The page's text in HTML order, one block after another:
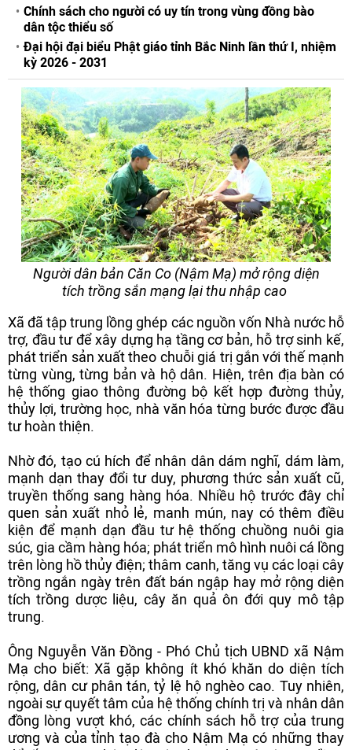
Chính sách cho người có uy tín trong vùng đồng bào
dân tộc thiểu số
Đại hội đại biểu Phật giáo tỉnh Bắc Ninh lần thứ I, nhiệm
kỳ 2026 - 2031
Người dân bản Căn Co (Nậm Mạ) mở rộng diện
tích trồng sắn mạng lại thu nhập cao
Xã đã tập trung lồng ghép các nguồn vốn Nhà nước hỗ
trợ, đầu tư để xây dựng hạ tầng cơ bản, hỗ trợ sinh kế,
phát triển sản xuất theo chuỗi giá trị gắn với thế mạnh
từng vùng, từng bản và hộ dân. Hiện, trên địa bàn có
hệ thống giao thông đường bộ kết hợp đường thủy,
thủy lợi, trường học, nhà văn hóa từng bước được đầu
tư hoàn thiện.
Nhờ đó, tạo cú hích để nhân dân dám nghĩ, dám làm,
mạnh dạn thay đổi tư duy, phương thức sản xuất cũ,
truyền thống sang hàng hóa. Nhiều hộ trước đây chỉ
quen sản xuất nhỏ lẻ, manh mún, nay có thêm điều
kiện để mạnh dạn đầu tư hệ thống chuồng nuôi gia
súc, gia cầm hàng hóa; phát triển mô hình nuôi cá lồng
trên lòng hồ thủy điện; thâm canh, tăng vụ các loại cây
trồng ngắn ngày trên đất bán ngập hay mở rộng diện
tích trồng dược liệu, cây ăn quả ôn đới quy mô tập
trung.
Ông Nguyễn Văn Đồng - Phó Chủ tịch UBND xã Nậm
Mạ cho biết: Xã gặp không ít khó khăn do diện tích
rộng, dân cư phân tán, tỷ lệ hộ nghèo cao. Tuy nhiên,
ngoài sự quyết tâm của hệ thống chính trị và nhân dân
đồng lòng vượt khó, các chính sách hỗ trợ của trung
ương và của tỉnh tạo đà cho Nậm Mạ có những thay